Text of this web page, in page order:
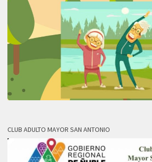
CLUB ADULTO MAYOR SAN ANTONIO